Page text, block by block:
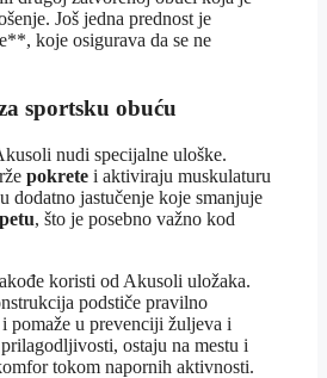
Još jedna prednost je
koje osigurava da se ne
sportsku obuću
nudi specijalne uloške.
pokrete i aktiviraju muskulaturu
dodatno jastučenje koje smanjuje
petu, što je posebno važno kod
koristi od Akusoli uložaka.
podstiče pravilno
i pomaže u prevenciji žuljeva i
ostaju na mestu i
tokom napornih aktivnosti.